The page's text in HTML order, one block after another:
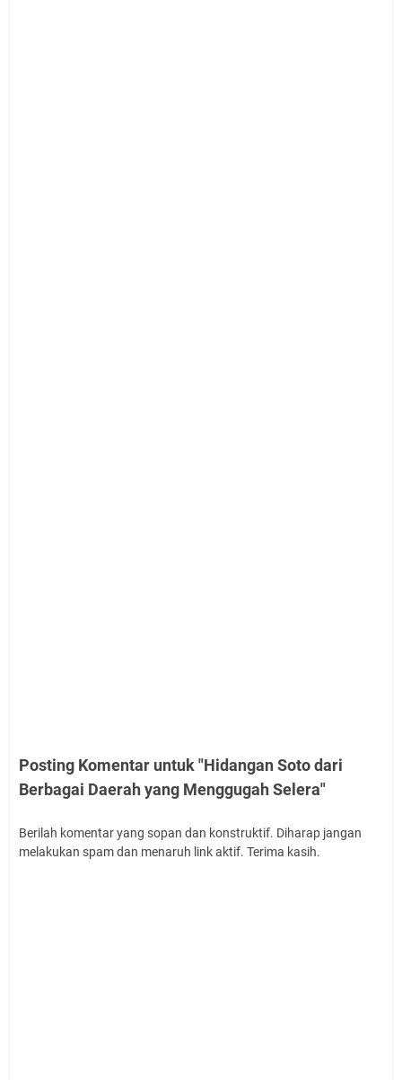
Posting Komentar untuk "Hidangan Soto dari
Berbagai Daerah yang Menggugah Selera"
Berilah komentar yang sopan dan konstruktif. Diharap jangan
melakukan spam dan menaruh link aktif. Terima kasih.